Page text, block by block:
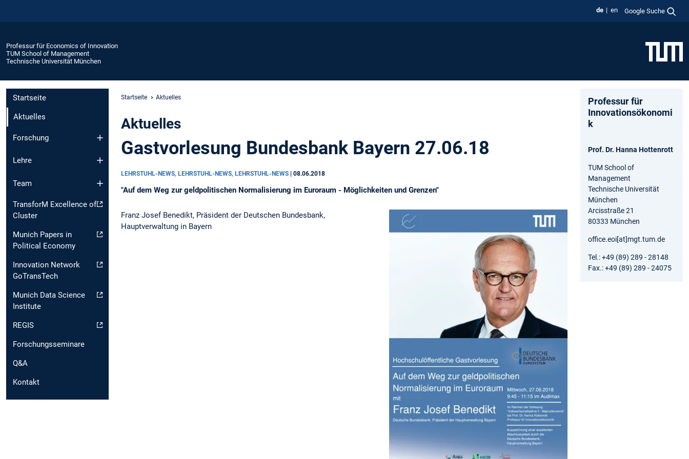
de en Google Suche
Professur für Economics of Innovation
TUM School of Management
Technische Universität München
Startseite
Aktuelles
Forschung
Lehre
Team
TransforM Excellence of
Cluster
Munich Papers in
Political Economy
Innovation Network
GoTransTech
Munich Data Science
Institute
REGIS
Forschungsseminare
Q&A
Kontakt
Startseite Aktuelles
Aktuelles
Gastvorlesung Bundesbank Bayern 27.06.18
LEHRSTUHL-NEWS, LEHRSTUHL-NEWS, LEHRSTUHL-NEWS | 08.06.2018
"Auf dem Weg zur geldpolitischen Normalisierung im Euroraum - Möglichkeiten und Grenzen"
Franz Josef Benedikt, Präsident der Deutschen Bundesbank,
Hauptverwaltung in Bayern
Professur für
Innovationsökonomi
k
Prof. Dr. Hanna Hottenrott
TUM School of
Management
Technische Universität
München
Arcisstraße 21
80333 München
office.eoi[at]mgt.tum.de
Tel.: +49 (89) 289 - 28148
Fax.: +49 (89) 289 - 24075